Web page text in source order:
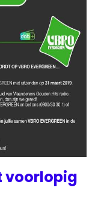
voorlopig